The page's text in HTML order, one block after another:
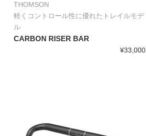
THOMSON
軽くコントロール性に優れたトレイルモデ
ル
CARBON RISER BAR
¥33,000